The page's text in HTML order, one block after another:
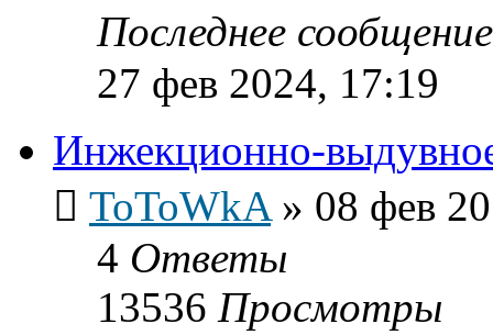
Последнее
27 фев 2024, 17:19
Инжекционно-
ToToWkA» 08 фев
4 Ответы
13536 Просмотры